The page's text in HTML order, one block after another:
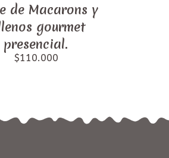
de Macarons y
gourmet
presencial.
$110.000